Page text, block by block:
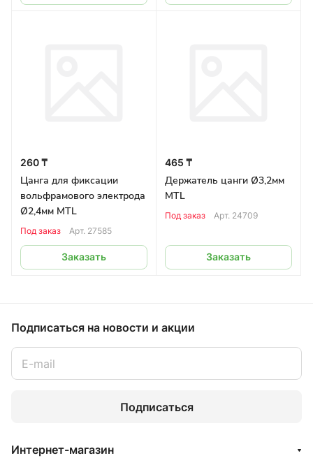
260 ₸
Цанга для фиксации
вольфрамового электрода
Ø2,4мм MTL
Под заказ Арт. 27585
Заказать
465 ₸
Держатель цанги Ø3,2мм
MTL
Под заказ Арт. 24709
Заказать
Подписаться на новости и акции
Подписаться
Интернет-магазин